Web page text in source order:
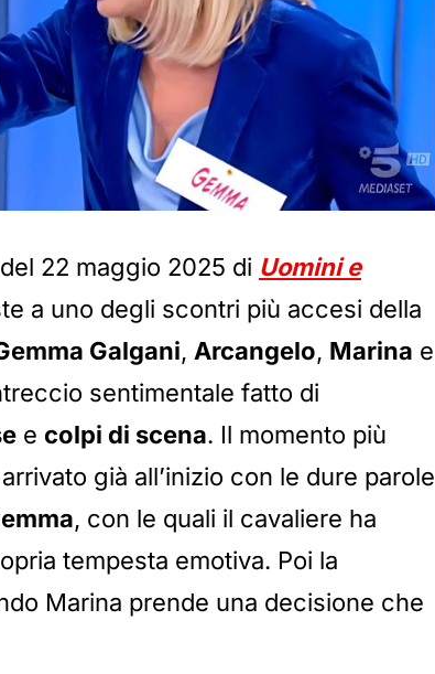
22 maggio 2025 di Uomini e
a uno degli scontri più accesi della
Galgani, Arcangelo, Marina e
sentimentale fatto di
e colpi di scena. Il momento più
già all’inizio con le dure parole
, con le quali il cavaliere ha
tempesta emotiva. Poi la
Marina prende una decisione che